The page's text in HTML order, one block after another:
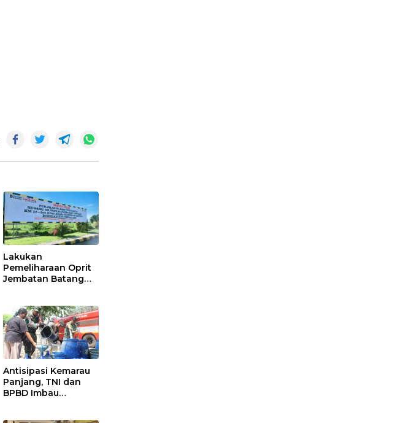
Lakukan
Pemeliharaan Oprit
Jembatan Batang
Contraflow di KM 55
Tol Binjai–Langsa
Antisipasi Kemarau
Panjang, TNI dan
BPBD Imbau